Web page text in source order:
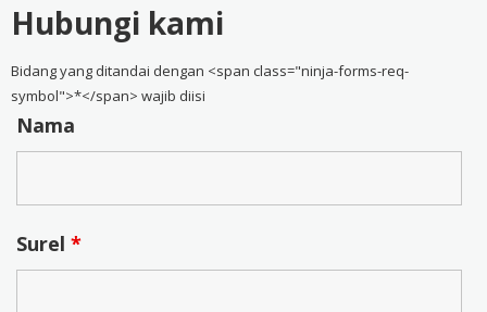
Hubungi kami
Bidang yang ditandai dengan <span class="ninja-forms-req-
symbol">*</span> wajib diisi
Nama
Surel *